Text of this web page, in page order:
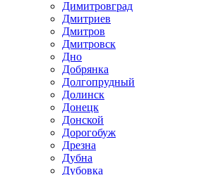
Димитровград
Дмитриев
Дмитров
Дмитровск
Дно
Добрянка
Долгопрудный
Долинск
Донецк
Донской
Дорогобуж
Дрезна
Дубна
Дубовка